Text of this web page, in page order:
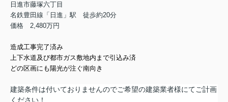
日進市藤塚六丁目
名鉄豊田線「日進」駅 徒歩約20分
価格 2,480万円
造成工事完了済み
上下水道及び都市ガス敷地内まで引込み済
どの区画にも陽光が注ぐ南向き
建築条件は付いておりませんのでご希望の建築業者様にてご計画
ください！